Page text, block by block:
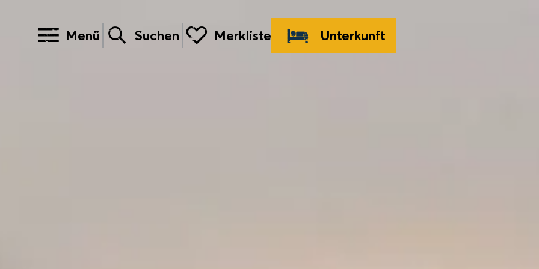
Menü Suchen Merkliste Unterkunft